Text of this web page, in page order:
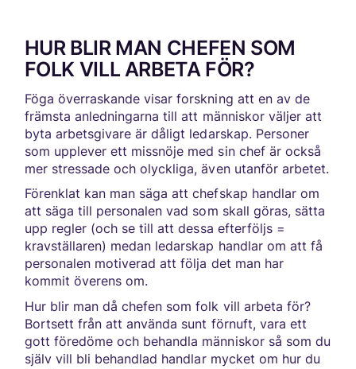
HUR BLIR MAN CHEFEN SOM
FOLK VILL ARBETA FÖR?
Föga överraskande visar forskning att en av de
främsta anledningarna till att människor väljer att
byta arbetsgivare är dåligt ledarskap. Personer
som upplever ett missnöje med sin chef är också
mer stressade och olyckliga, även utanför arbetet.
Förenklat kan man säga att chefskap handlar om
att säga till personalen vad som skall göras, sätta
upp regler (och se till att dessa efterföljs =
kravställaren) medan ledarskap handlar om att få
personalen motiverad att följa det man har
kommit överens om.
Hur blir man då chefen som folk vill arbeta för?
Bortsett från att använda sunt förnuft, vara ett
gott föredöme och behandla människor så som du
själv vill bli behandlad handlar mycket om hur du